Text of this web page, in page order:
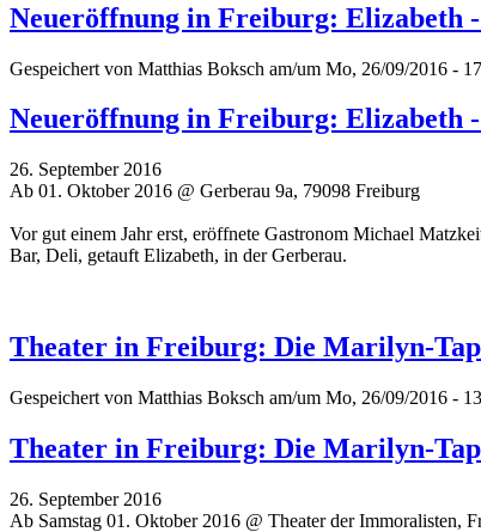
Neueröffnung in Freiburg: Elizabeth
Gespeichert von Matthias Boksch am/um Mo, 26/09/2016 -
Neueröffnung in Freiburg: Elizabeth
26. September 2016
Ab 01. Oktober 2016 @ Gerberau 9a, 79098 Freiburg
Vor gut einem Jahr erst, eröffnete Gastronom Michael
Bar, Deli, getauft Elizabeth, in der Gerberau.
Theater in Freiburg: Die Marilyn-
Gespeichert von Matthias Boksch am/um Mo, 26/09/2016 -
Theater in Freiburg: Die Marilyn-
26. September 2016
Ab Samstag 01. Oktober 2016 @ Theater der Immoralisten,